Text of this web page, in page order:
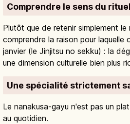
Comprendre le sens du
Plutôt que de retenir simplement
comprendre la raison pour laquelle
janvier (le Jinjitsu no sekku) : la
une dimension culturelle bien plus
Une spécialité strictement
Le nanakusa-gayu n'est pas un
au quotidien.